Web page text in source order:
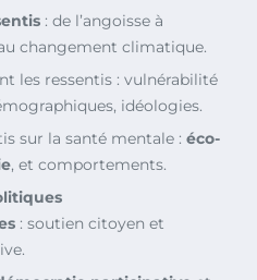
: de l’angoisse à
changement climatique.
les ressentis : vulnérabilité
idéologies.
sur la santé mentale : éco-
, et comportements.
: soutien citoyen et